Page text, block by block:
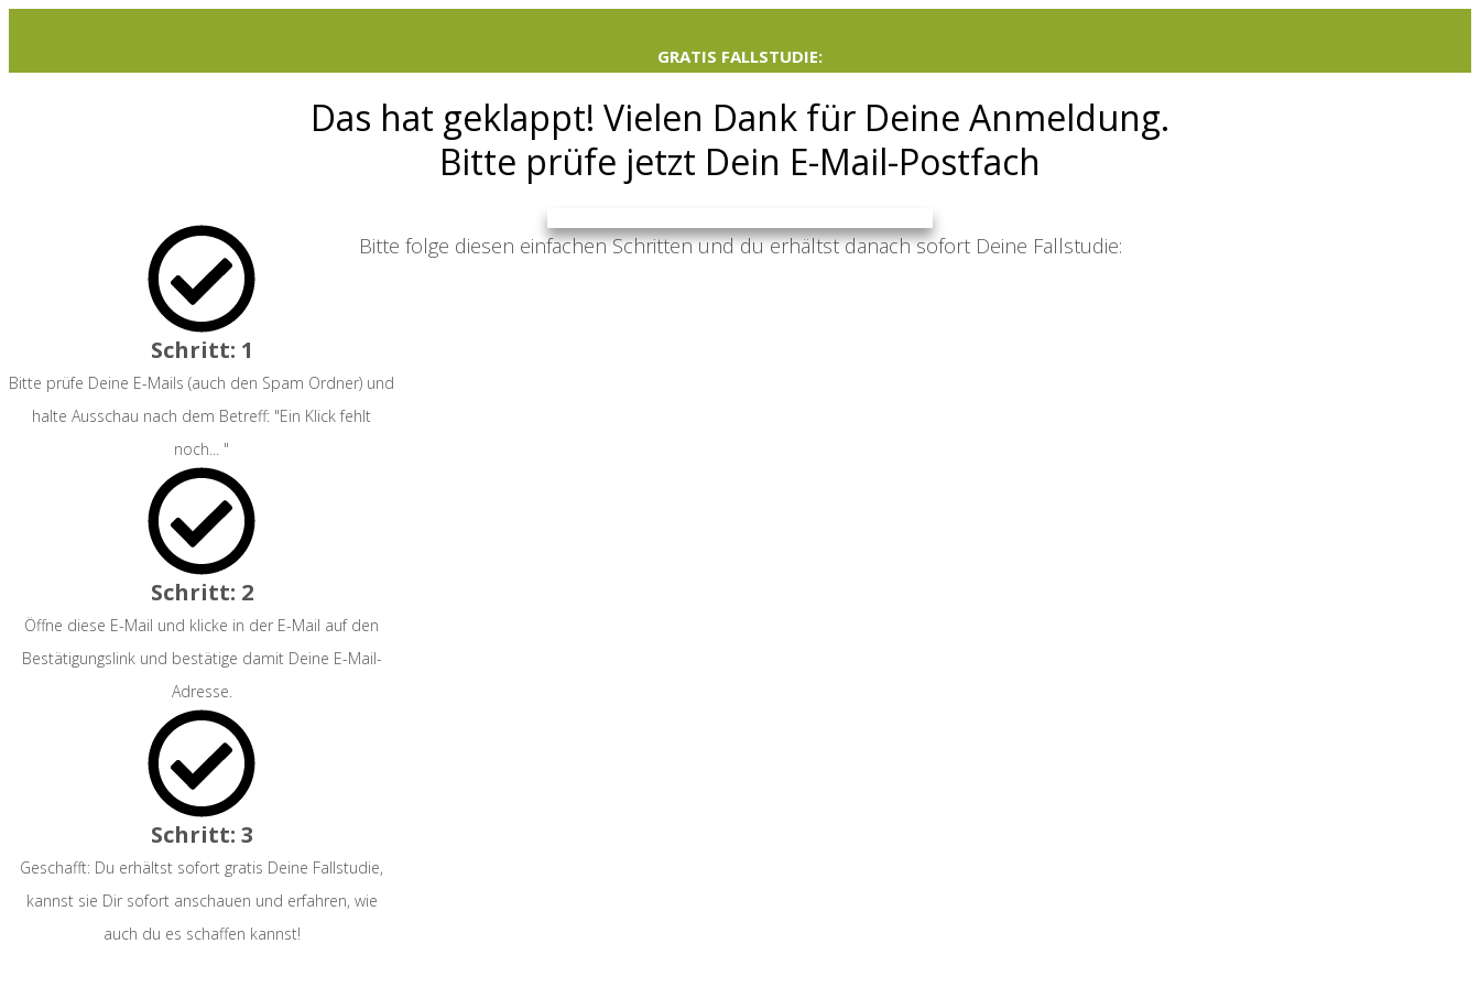
GRATIS FALLSTUDIE:
Das hat geklappt! Vielen Dank für Deine Anmeldung.
Bitte prüfe jetzt Dein E-Mail-Postfach
Bitte folge diesen einfachen Schritten und du erhältst danach sofort Deine Fallstudie:
Schritt: 1
Bitte prüfe Deine E-Mails (auch den Spam Ordner) und
halte Ausschau nach dem Betreff: "Ein Klick fehlt
noch... "
Schritt: 2
Öffne diese E-Mail und klicke in der E-Mail auf den
Bestätigungslink und bestätige damit Deine E-Mail-
Adresse.
Schritt: 3
Geschafft: Du erhältst sofort gratis Deine Fallstudie,
kannst sie Dir sofort anschauen und erfahren, wie
auch du es schaffen kannst!